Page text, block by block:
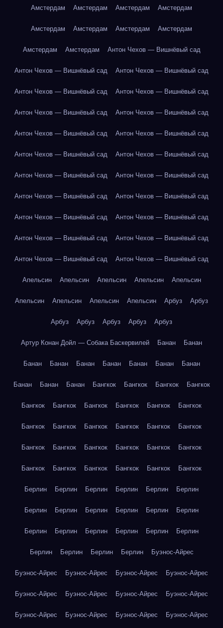
Амстердам Амстердам Амстердам Амстердам
Амстердам Амстердам Амстердам Амстердам
Амстердам Амстердам Антон Чехов — Вишнёвый сад
Антон Чехов — Вишнёвый сад Антон Чехов — Вишнёвый сад
Антон Чехов — Вишнёвый сад Антон Чехов — Вишнёвый сад
Антон Чехов — Вишнёвый сад Антон Чехов — Вишнёвый сад
Антон Чехов — Вишнёвый сад Антон Чехов — Вишнёвый сад
Антон Чехов — Вишнёвый сад Антон Чехов — Вишнёвый сад
Антон Чехов — Вишнёвый сад Антон Чехов — Вишнёвый сад
Антон Чехов — Вишнёвый сад Антон Чехов — Вишнёвый сад
Антон Чехов — Вишнёвый сад Антон Чехов — Вишнёвый сад
Антон Чехов — Вишнёвый сад Антон Чехов — Вишнёвый сад
Антон Чехов — Вишнёвый сад Антон Чехов — Вишнёвый сад
Апельсин Апельсин Апельсин Апельсин Апельсин
Апельсин Апельсин Апельсин Апельсин Арбуз Арбуз
Арбуз Арбуз Арбуз Арбуз Арбуз
Артур Конан Дойл — Собака Баскервилей Банан Банан
Банан Банан Банан Банан Банан Банан Банан
Банан Банан Банан Бангкок Бангкок Бангкок Бангкок
Бангкок Бангкок Бангкок Бангкок Бангкок Бангкок
Бангкок Бангкок Бангкок Бангкок Бангкок Бангкок
Бангкок Бангкок Бангкок Бангкок Бангкок Бангкок
Бангкок Бангкок Бангкок Бангкок Бангкок Бангкок
Берлин Берлин Берлин Берлин Берлин Берлин
Берлин Берлин Берлин Берлин Берлин Берлин
Берлин Берлин Берлин Берлин Берлин Берлин
Берлин Берлин Берлин Берлин Буэнос-Айрес
Буэнос-Айрес Буэнос-Айрес Буэнос-Айрес Буэнос-Айрес
Буэнос-Айрес Буэнос-Айрес Буэнос-Айрес Буэнос-Айрес
Буэнос-Айрес Буэнос-Айрес Буэнос-Айрес Буэнос-Айрес